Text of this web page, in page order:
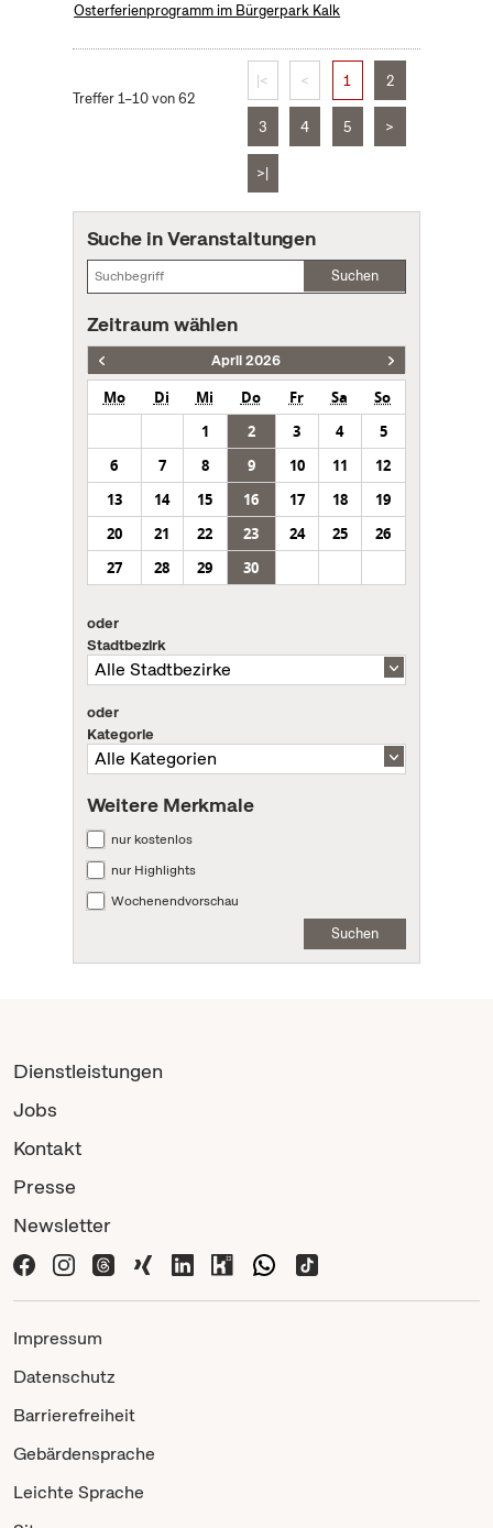
Osterferienprogramm im Bürgerpark Kalk
Treffer 1–10 von 62
|< < 1 2
3 4 5 >
>|
Suche in Veranstaltungen
Suchen
Zeitraum wählen
April 2026
Mo Di Mi Do Fr Sa
So
1
2 3 4
5
6
7 8 9 10 11
12
13
14 15 16 17 18
19
20
21 22 23 24 25
26
27
28 29 30
oder
Stadtbezirk
oder
Kategorie
Weitere Merkmale
nur kostenlos
nur Highlights
Wochenendvorschau
Suchen
Dienstleistungen
Jobs
Kontakt
Presse
Newsletter
Impressum
Datenschutz
Barrierefreiheit
Gebärdensprache
Leichte Sprache